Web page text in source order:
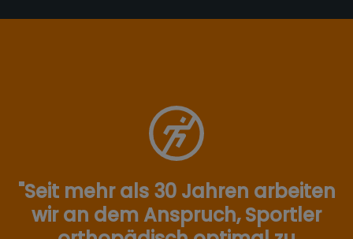
"Seit mehr als 30 Jahren arbeiten
wir an dem Anspruch, Sportler